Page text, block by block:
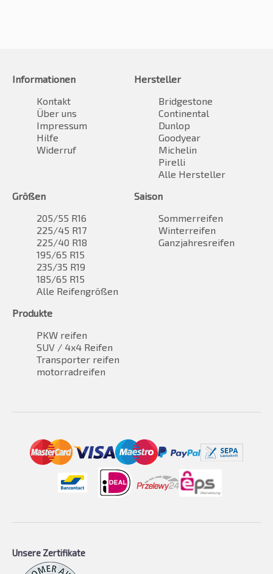
Informationen
Kontakt
Über uns
Impressum
Hilfe
Widerruf
Hersteller
Bridgestone
Continental
Dunlop
Goodyear
Michelin
Pirelli
Alle Hersteller
Größen
205/55 R16
225/45 R17
225/40 R18
195/65 R15
235/35 R19
185/65 R15
Alle Reifengrößen
Saison
Sommerreifen
Winterreifen
Ganzjahresreifen
Produkte
PKW reifen
SUV / 4x4 Reifen
Transporter reifen
motorradreifen
Unsere Zertifikate